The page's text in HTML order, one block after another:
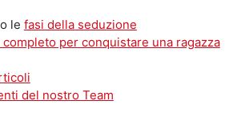
le fasi della seduzione
per conquistare una ragazza
del nostro Team